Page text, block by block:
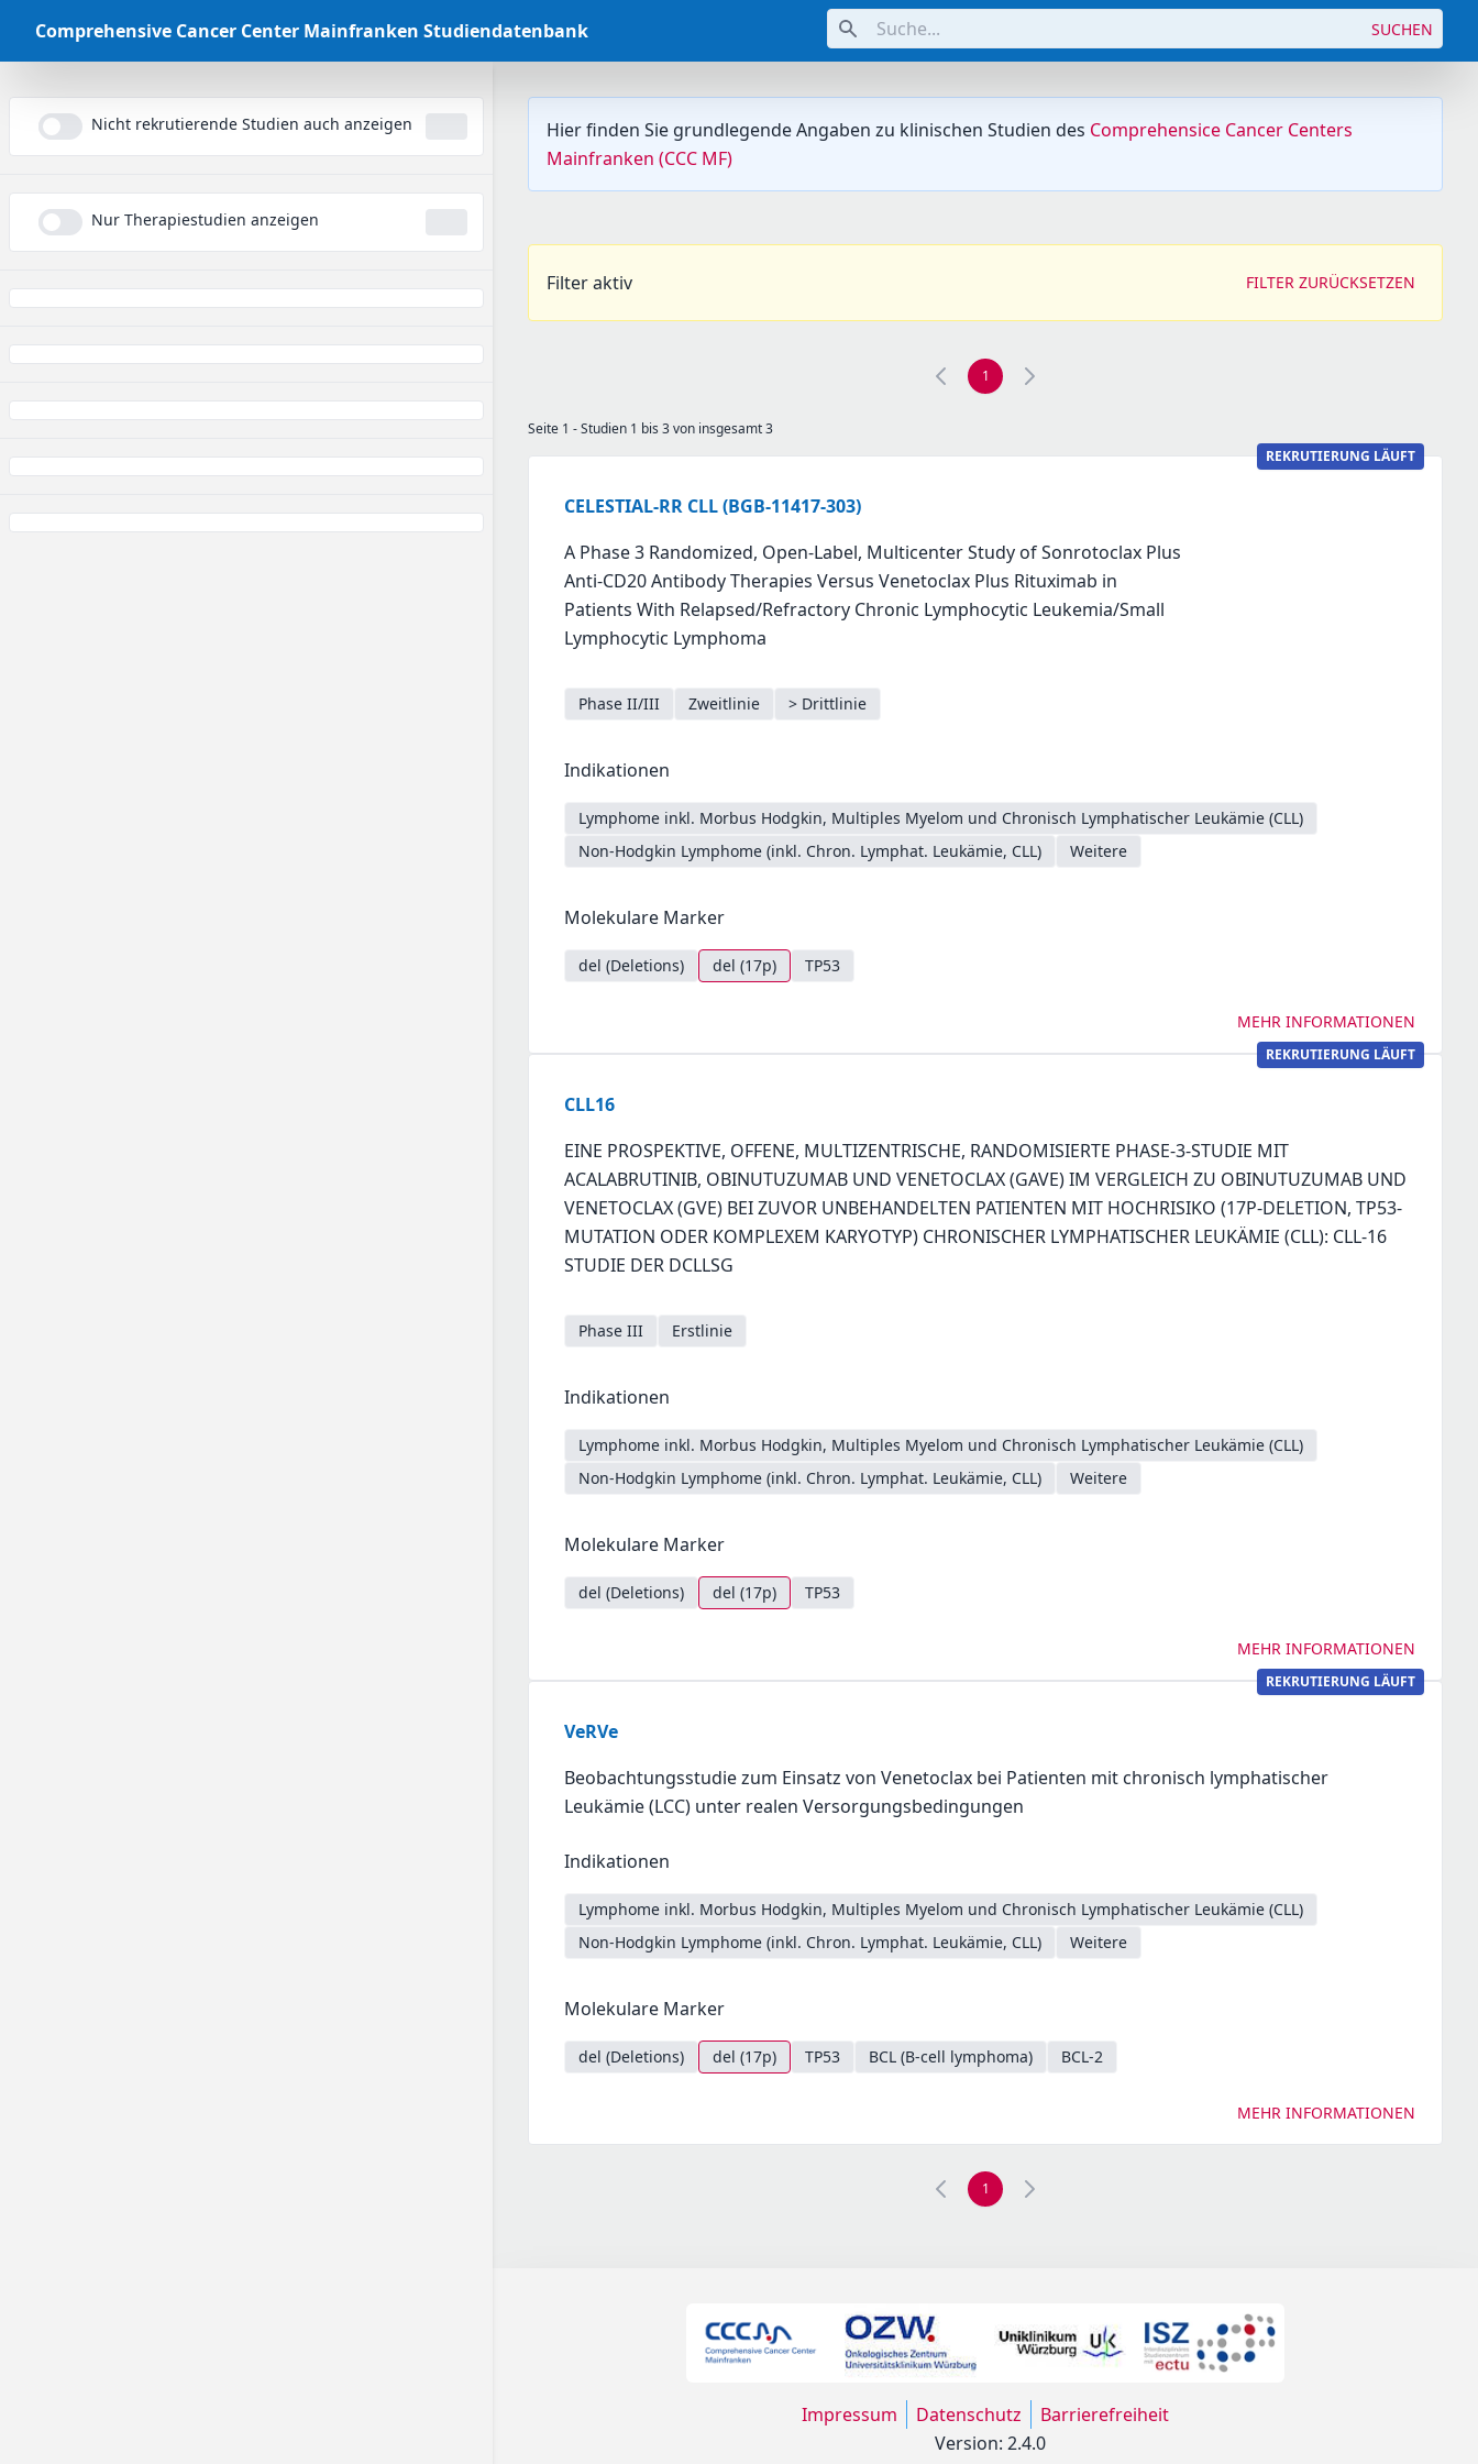
Comprehensive Cancer Center Mainfranken Studiendatenbank
Nicht rekrutierende Studien auch anzeigen
Nur Therapiestudien anzeigen
Hier finden Sie grundlegende Angaben zu klinischen Studien des Comprehensice Cancer Centers
Mainfranken (CCC MF)
Suche... SUCHEN
Filter aktiv FILTER ZURÜCKSETZEN
1
Seite 1 - Studien 1 bis 3 von insgesamt 3
REKRUTIERUNG LÄUFT
CELESTIAL-RR CLL (BGB-11417-303)
A Phase 3 Randomized, Open-Label, Multicenter Study of Sonrotoclax Plus
Anti-CD20 Antibody Therapies Versus Venetoclax Plus Rituximab in
Patients With Relapsed/Refractory Chronic Lymphocytic Leukemia/Small
Lymphocytic Lymphoma
Phase II/III Zweitlinie > Drittlinie
Indikationen
Lymphome inkl. Morbus Hodgkin, Multiples Myelom und Chronisch Lymphatischer Leukämie (CLL)
Non-Hodgkin Lymphome (inkl. Chron. Lymphat. Leukämie, CLL)
Weitere
Molekulare Marker
del (Deletions) del (17p) TP53
MEHR INFORMATIONEN
REKRUTIERUNG LÄUFT
CLL16
EINE PROSPEKTIVE, OFFENE, MULTIZENTRISCHE, RANDOMISIERTE PHASE-3-STUDIE MIT
ACALABRUTINIB, OBINUTUZUMAB UND VENETOCLAX (GAVE) IM VERGLEICH ZU OBINUTUZUMAB UND
VENETOCLAX (GVE) BEI ZUVOR UNBEHANDELTEN PATIENTEN MIT HOCHRISIKO (17P-DELETION, TP53-
MUTATION ODER KOMPLEXEM KARYOTYP) CHRONISCHER LYMPHATISCHER LEUKÄMIE (CLL): CLL-16
STUDIE DER DCLLSG
Phase III Erstlinie
Indikationen
Lymphome inkl. Morbus Hodgkin, Multiples Myelom und Chronisch Lymphatischer Leukämie (CLL)
Non-Hodgkin Lymphome (inkl. Chron. Lymphat. Leukämie, CLL)
Weitere
Molekulare Marker
del (Deletions) del (17p) TP53
MEHR INFORMATIONEN
REKRUTIERUNG LÄUFT
VeRVe
Beobachtungsstudie zum Einsatz von Venetoclax bei Patienten mit chronisch lymphatischer
Leukämie (LCC) unter realen Versorgungsbedingungen
Indikationen
Lymphome inkl. Morbus Hodgkin, Multiples Myelom und Chronisch Lymphatischer Leukämie (CLL)
Non-Hodgkin Lymphome (inkl. Chron. Lymphat. Leukämie, CLL)
Weitere
Molekulare Marker
del (Deletions) del (17p) TP53 BCL (B-cell lymphoma) BCL-2
MEHR INFORMATIONEN
1
Impressum Datenschutz
Barrierefreiheit
Version: 2.4.0